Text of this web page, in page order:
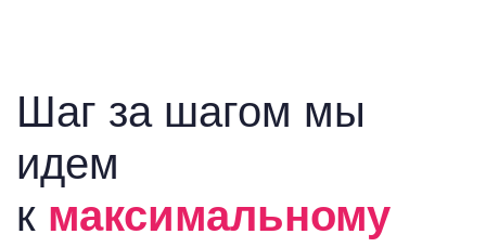
Шаг за шагом мы
идем
к максимальному